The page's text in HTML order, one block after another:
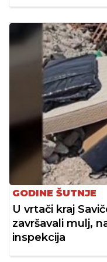
GODINE ŠUTNJE
U vrtači kraj
završavali mulj,
inspekcija